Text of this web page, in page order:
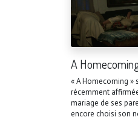
A
« A Homecoming »
récemment
mariage de ses
encore choisi son